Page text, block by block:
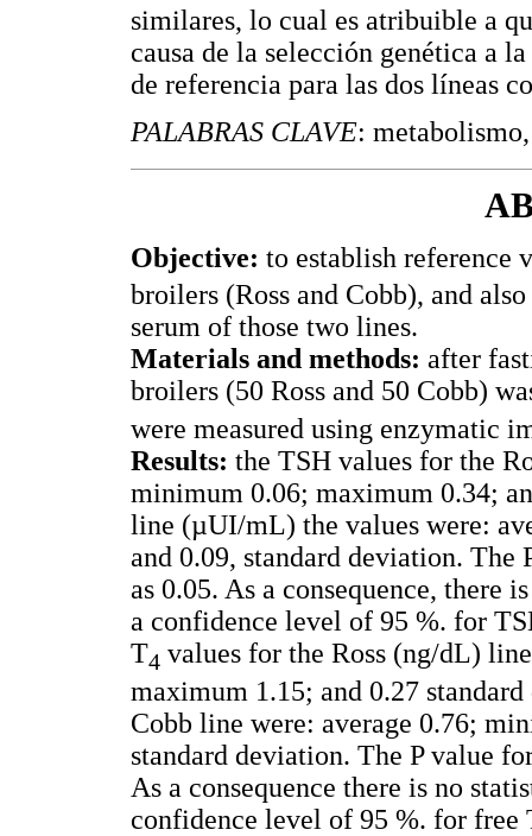
similares, lo cual es atribuible a
causa de la selección genética a
de referencia para las dos líneas
PALABRAS CLAVE:
Objective: to establish reference
broilers (Ross and Cobb), and
serum of those two lines.
Materials and methods: after
broilers (50 Ross and 50 Cobb)
were measured using enzymatic
Results: the TSH values for the
minimum 0.06; maximum 0.34;
line (µUI/mL) the values were:
and 0.09, standard deviation. The
as 0.05. As a consequence,
a confidence level of 95 %. for
T4 values for the Ross (ng/dL)
maximum 1.15; and 0.27
Cobb line were: average 0.76;
standard deviation. The P value
As a consequence there is no
confidence level of 95 %. for free